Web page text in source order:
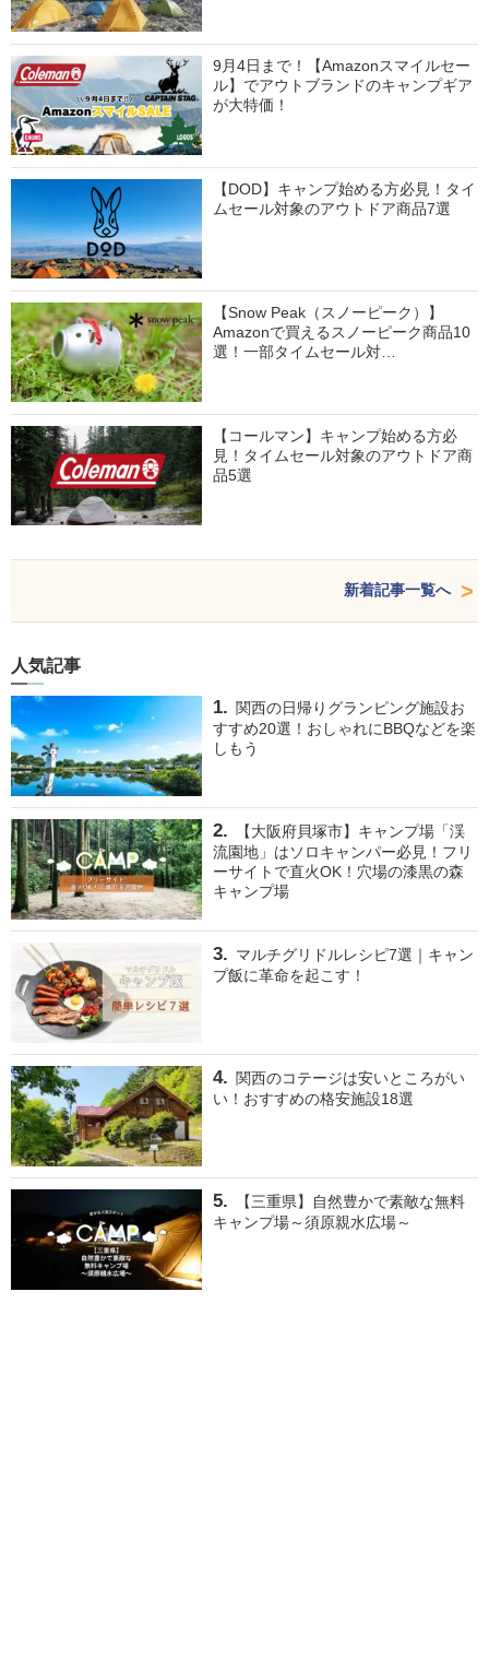
9月4日まで！【Amazonスマイルセー
ル】でアウトブランドのキャンプギア
が大特価！
【DOD】キャンプ始める方必見！タイ
ムセール対象のアウトドア商品7選
【Snow Peak（スノーピーク）】
Amazonで買えるスノーピーク商品10
選！一部タイムセール対…
【コールマン】キャンプ始める方必
見！タイムセール対象のアウトドア商
品5選
新着記事一覧へ
人気記事
関西の日帰りグランピング施設お
すすめ20選！おしゃれにBBQなどを楽
しもう
【大阪府貝塚市】キャンプ場「渓
流園地」はソロキャンパー必見！フリ
ーサイトで直火OK！穴場の漆黒の森
キャンプ場
マルチグリドルレシピ7選｜キャン
プ飯に革命を起こす！
関西のコテージは安いところがい
い！おすすめの格安施設18選
【三重県】自然豊かで素敵な無料
キャンプ場～須原親水広場～